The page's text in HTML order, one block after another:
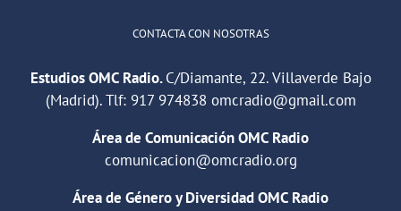
CONTACTA CON NOSOTRAS
Estudios OMC Radio.C/Diamante, 22. Villaverde Bajo
(Madrid). Tlf: 917 974838 omcradio@gmail.com
Área de Comunicación OMC Radio
comunicacion@omcradio.org
Área de Género y Diversidad OMC Radio